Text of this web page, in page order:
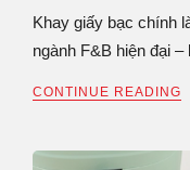
Khay giấy bạc chính
ngành F&B hiện đại
CONTINUE READING